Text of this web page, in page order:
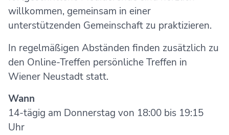
willkommen, gemeinsam in einer
unterstützenden Gemeinschaft zu praktizieren.
In regelmäßigen Abständen finden zusätzlich zu
den Online-Treffen persönliche Treffen in
Wiener Neustadt statt.
Wann
14-tägig am Donnerstag von 18:00 bis 19:15
Uhr